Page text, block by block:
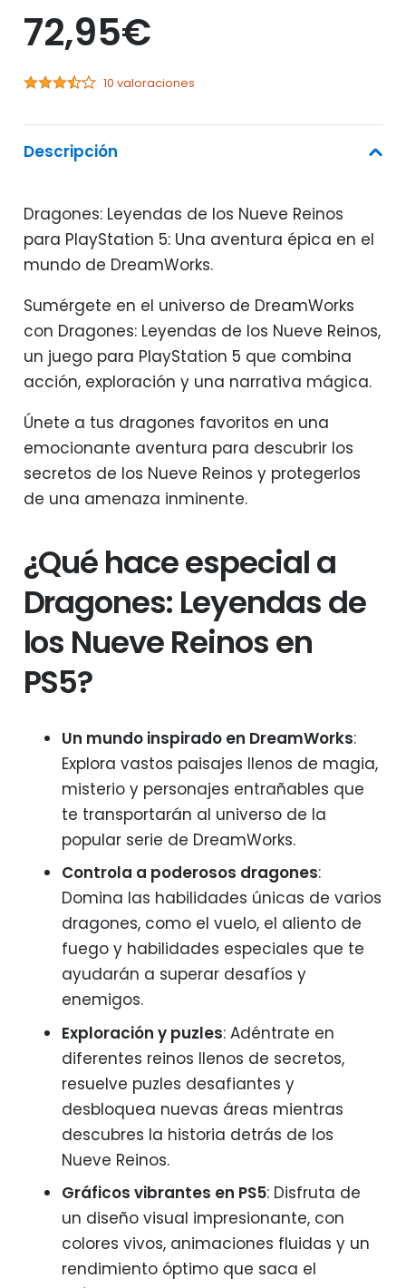
72,95€
10 valoraciones
Descripción
Dragones: Leyendas de los Nueve Reinos
para PlayStation 5: Una aventura épica en el
mundo de DreamWorks.
Sumérgete en el universo de DreamWorks
con Dragones: Leyendas de los Nueve Reinos,
un juego para PlayStation 5 que combina
acción, exploración y una narrativa mágica.
Únete a tus dragones favoritos en una
emocionante aventura para descubrir los
secretos de los Nueve Reinos y protegerlos
de una amenaza inminente.
¿Qué hace especial a
Dragones: Leyendas de
los Nueve Reinos en
PS5?
Un mundo inspirado en DreamWorks:
Explora vastos paisajes llenos de magia,
misterio y personajes entrañables que
te transportarán al universo de la
popular serie de DreamWorks.
Controla a poderosos dragones:
Domina las habilidades únicas de varios
dragones, como el vuelo, el aliento de
fuego y habilidades especiales que te
ayudarán a superar desafíos y
enemigos.
Exploración y puzles: Adéntrate en
diferentes reinos llenos de secretos,
resuelve puzles desafiantes y
desbloquea nuevas áreas mientras
descubres la historia detrás de los
Nueve Reinos.
Gráficos vibrantes en PS5: Disfruta de
un diseño visual impresionante, con
colores vivos, animaciones fluidas y un
rendimiento óptimo que saca el